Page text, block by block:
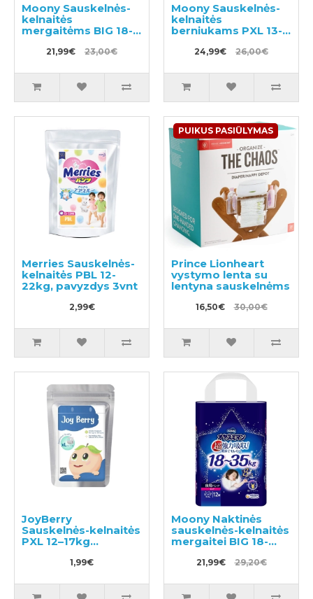
Moony Sauskelnės-
kelnaitės
mergaitėms BIG 18-
21,99€ 23,00€
Moony Sauskelnės-
kelnaitės
berniukams PXL 13-
24,99€ 26,00€
Merries Sauskelnės-
kelnaitės PBL 12-
22kg, pavyzdys 3vnt
2,99€
PUIKUS PASIŪLYMAS
Prince Lionheart
vystymo lenta su
lentyna sauskelnėms
16,50€ 30,00€
JoyBerry
Sauskelnės-kelnaitės
PXL 12–17kg
1,99€
Moony Naktinės
sauskelnės-kelnaitės
mergaitei BIG 18-
21,99€ 29,20€